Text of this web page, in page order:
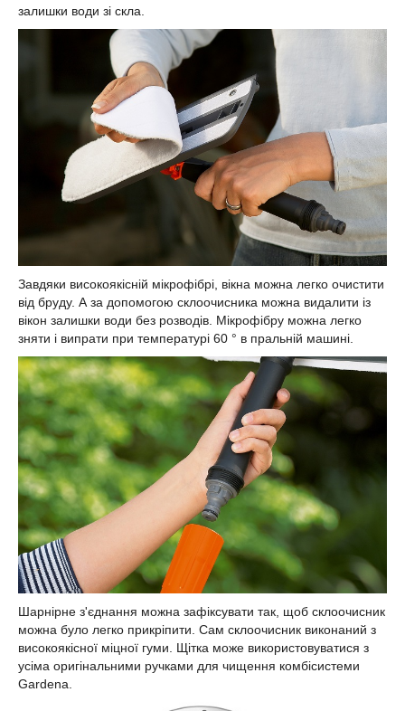
залишки води зі скла.
Завдяки високоякісній мікрофібрі, вікна можна легко очистити
від бруду. А за допомогою склоочисника можна видалити із
вікон залишки води без розводів. Мікрофібру можна легко
зняти і випрати при температурі 60 ° в пральній машині.
Шарнірне з'єднання можна зафіксувати так, щоб склоочисник
можна було легко прикріпити. Сам склоочисник виконаний з
високоякісної міцної гуми. Щітка може використовуватися з
усіма оригінальними ручками для чищення комбісистеми
Gardena.